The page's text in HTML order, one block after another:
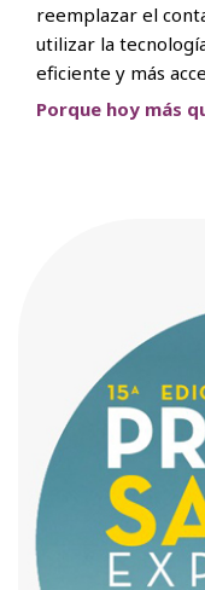
reemplazar el
utilizar la
eficiente y más
Porque hoy más